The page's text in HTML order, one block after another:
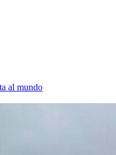
al mundo